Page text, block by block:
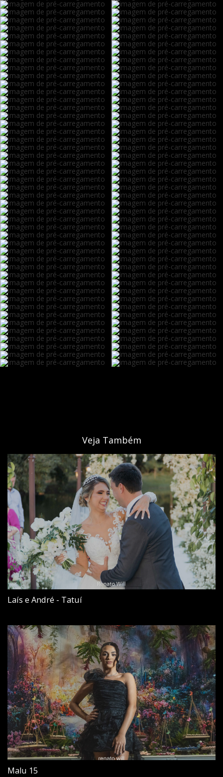
Veja Também
Laís e André - Tatuí
Malu 15